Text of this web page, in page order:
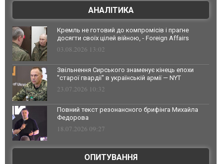
АНАЛІТИКА
Кремль не готовий до компромісів і прагне
досягти своїх цілей війною, - Foreign Affairs
03.08.2026 13:02
Звільнення Сирського знаменує кінець епохи
"старої гвардії" в українській армії — NYT
23.07.2026 10:32
Повний текст резонансного брифінга Михайла
Федорова
18.07.2026 09:27
ОПИТУВАННЯ